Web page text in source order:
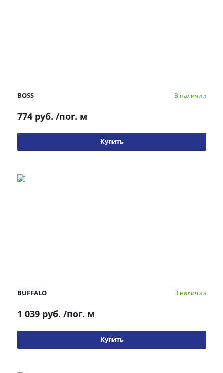
BOSS В наличии
774 руб. /пог. м
Купить
BUFFALO В наличии
1 039 руб. /пог. м
Купить